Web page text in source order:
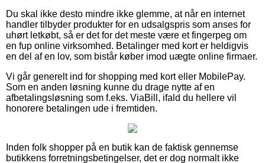
Du skal ikke desto mindre ikke glemme, at når en internet
handler tilbyder produkter for en udsalgspris som anses for
uhørt letkøbt, så er det for det meste være et fingerpeg om
en fup online virksomhed. Betalinger med kort er heldigvis
en del af en lov, som bistår køber imod uægte online firmaer.
Vi går generelt ind for shopping med kort eller MobilePay.
Som en anden løsning kunne du drage nytte af en
afbetalingsløsning som f.eks. ViaBill, ifald du hellere vil
honorere betalingen ude i fremtiden.
Inden folk shopper på en butik kan de faktisk gennemse
butikkens forretningsbetingelser, det er dog normalt ikke